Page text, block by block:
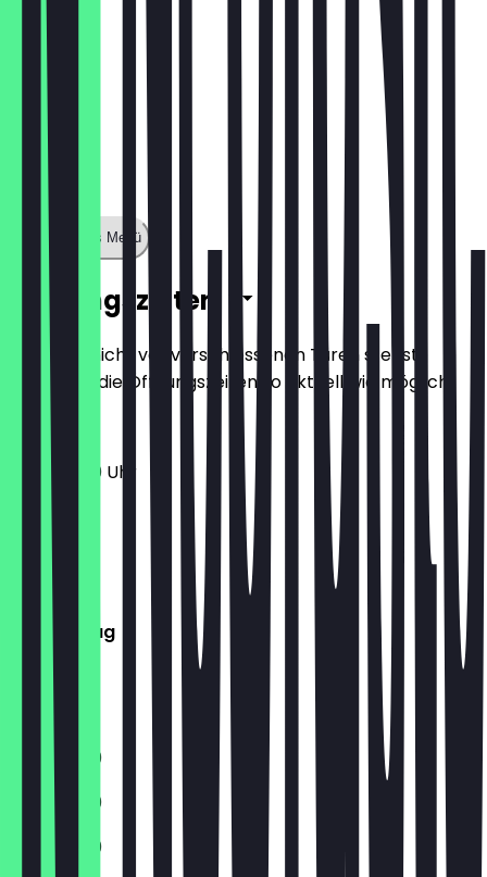
Zeige ganzes Menü
Öffnungszeiten
Damit du nicht vor verschlossenen Türen stehst,
halten wir die Öffnungszeiten so aktuell wie möglich.
11:30 - 21:00 Uhr
Montag
Dienstag
Mittwoch
Donnerstag
Freitag
Samstag
Sonntag
11:30 - 21:00
11:30 - 21:00
11:30 - 21:00